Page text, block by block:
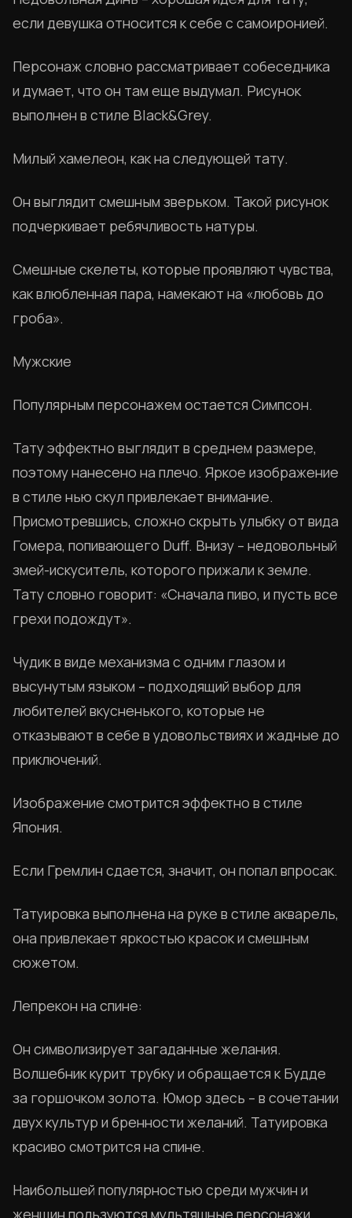
если девушка относится к себе с самоиронией.
Персонаж словно рассматривает собеседника
и думает, что он там еще выдумал. Рисунок
выполнен в стиле Black&Grey.
Милый хамелеон, как на следующей тату.
Он выглядит смешным зверьком. Такой рисунок
подчеркивает ребячливость натуры.
Смешные скелеты, которые проявляют чувства,
как влюбленная пара, намекают на «любовь до
гроба».
Мужские
Популярным персонажем остается Симпсон.
Тату эффектно выглядит в среднем размере,
поэтому нанесено на плечо. Яркое изображение
в стиле нью скул привлекает внимание.
Присмотревшись, сложно скрыть улыбку от вида
Гомера, попивающего Duff. Внизу – недовольный
змей-искуситель, которого прижали к земле.
Тату словно говорит: «Сначала пиво, и пусть все
грехи подождут».
Чудик в виде механизма с одним глазом и
высунутым языком – подходящий выбор для
любителей вкусненького, которые не
отказывают в себе в удовольствиях и жадные до
приключений.
Изображение смотрится эффектно в стиле
Япония.
Если Гремлин сдается, значит, он попал впросак.
Татуировка выполнена на руке в стиле акварель,
она привлекает яркостью красок и смешным
сюжетом.
Лепрекон на спине:
Он символизирует загаданные желания.
Волшебник курит трубку и обращается к Будде
за горшочком золота. Юмор здесь – в сочетании
двух культур и бренности желаний. Татуировка
красиво смотрится на спине.
Наибольшей популярностью среди мужчин и
женщин пользуются мультяшные персонажи,